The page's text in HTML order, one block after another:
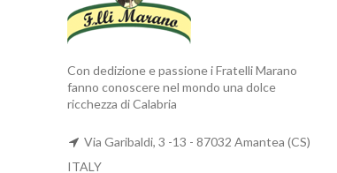
Con dedizione e passione i Fratelli Marano
fanno conoscere nel mondo una dolce
ricchezza di Calabria
Via Garibaldi, 3 -13 - 87032 Amantea (CS)
ITALY